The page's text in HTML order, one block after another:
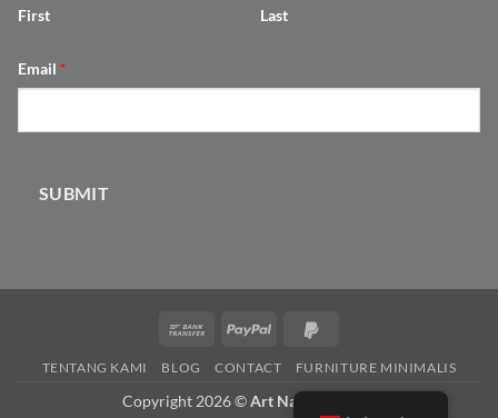
First Last
Email *
SUBMIT
Bank
PayPal
TENTANG KAMI BLOG CONTACT FURNITURE MINIMALIS
Copyright 2026 ©Art Natural Wood